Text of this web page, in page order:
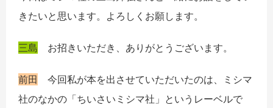
きたいと思います。よろしくお願します。
三島 お招きいただき、ありがとうございます。
前田 今回私が本を出させていただいたのは、ミシマ
社のなかの「ちいさいミシマ社」というレーベルで